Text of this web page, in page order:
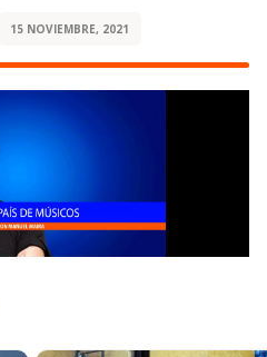
15 NOVIEMBRE, 2021